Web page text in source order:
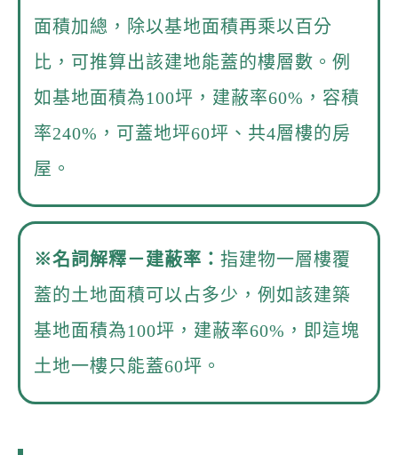
面積加總，除以基地面積再乘以百分
比，可推算出該建地能蓋的樓層數。例
如基地面積為100坪，建蔽率60%，容積
率240%，可蓋地坪60坪、共4層樓的房
屋。
※名詞解釋－建蔽率： 指建物一層樓覆
蓋的土地面積可以占多少，例如該建築
基地面積為100坪，建蔽率60%，即這塊
土地一樓只能蓋60坪。